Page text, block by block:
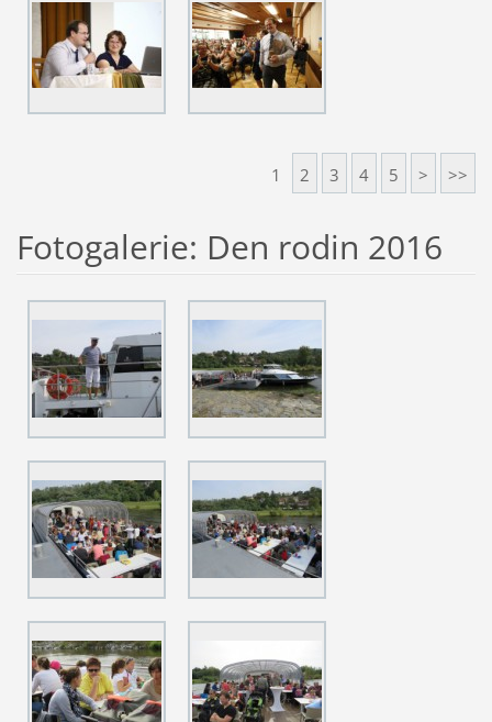
1 2 3 4 5 > >>
Fotogalerie: Den rodin 2016